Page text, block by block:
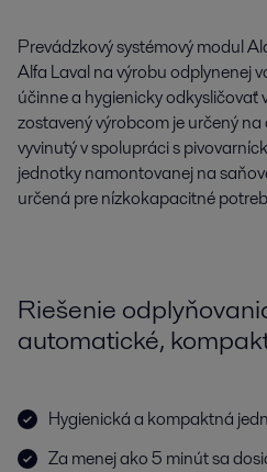
Prevádzkový systémový modul
Alfa Laval na výrobu odplynenej
účinne a hygienicky odkysličovať
zostavený výrobcom je určený
vyvinutý v spolupráci s
jednotky namontovanej na
určená pre nízkokapacitné
Riešenie
automatické,
Hygienická a kompaktná
Za menej ako 5 minút sa